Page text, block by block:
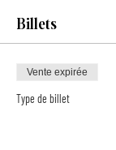
Billets
Vente expirée
Type de billet